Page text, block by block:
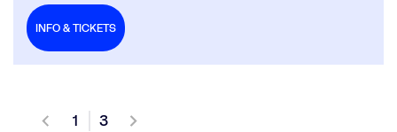
INFO & TICKETS
1 3